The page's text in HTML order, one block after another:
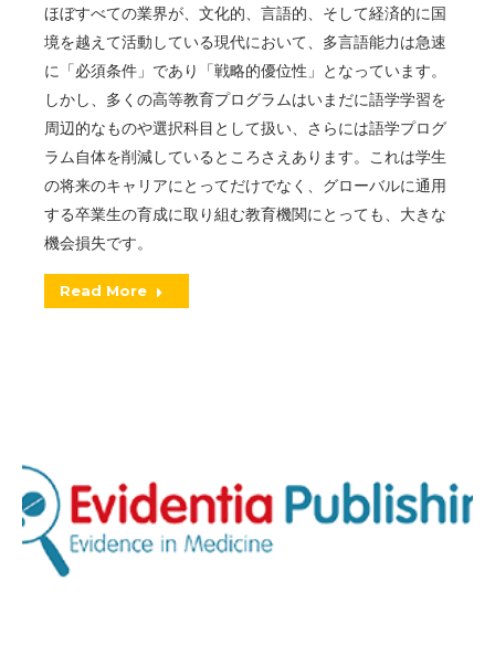
ほぼすべての業界が、文化的、言語的、そして経済的に国
境を越えて活動している現代において、多言語能力は急速
に「必須条件」であり「戦略的優位性」となっています。
しかし、多くの高等教育プログラムはいまだに語学学習を
周辺的なものや選択科目として扱い、さらには語学プログ
ラム自体を削減しているところさえあります。これは学生
の将来のキャリアにとってだけでなく、グローバルに通用
する卒業生の育成に取り組む教育機関にとっても、大きな
機会損失です。
Read More